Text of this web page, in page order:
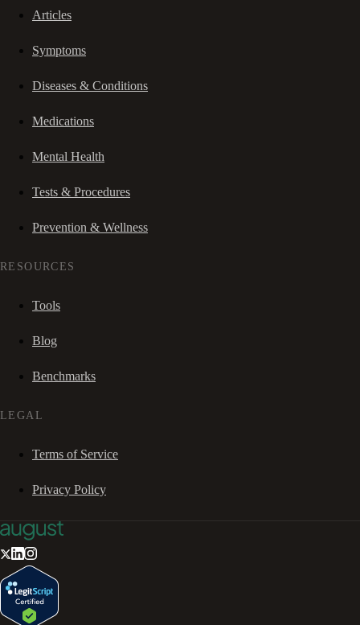
Articles
Symptoms
Diseases & Conditions
Medications
Mental Health
Tests & Procedures
Prevention & Wellness
RESOURCES
Tools
Blog
Benchmarks
LEGAL
Terms of Service
Privacy Policy